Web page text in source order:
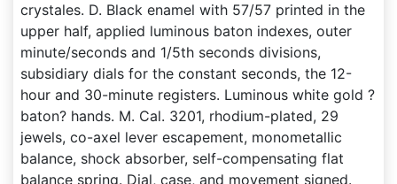
crystales. D. Black enamel with 57/57 printed in the
upper half, applied luminous baton indexes, outer
minute/seconds and 1/5th seconds divisions,
subsidiary dials for the constant seconds, the 12-
hour and 30-minute registers. Luminous white gold ?
baton? hands. M. Cal. 3201, rhodium-plated, 29
jewels, co-axel lever escapement, monometallic
balance, shock absorber, self-compensating flat
balance spring. Dial, case, and movement signed.